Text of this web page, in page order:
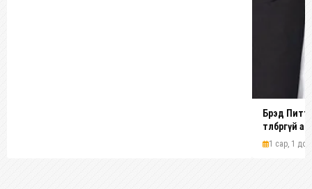
Брэд Питт
төлбөргүй
1 сар, 1